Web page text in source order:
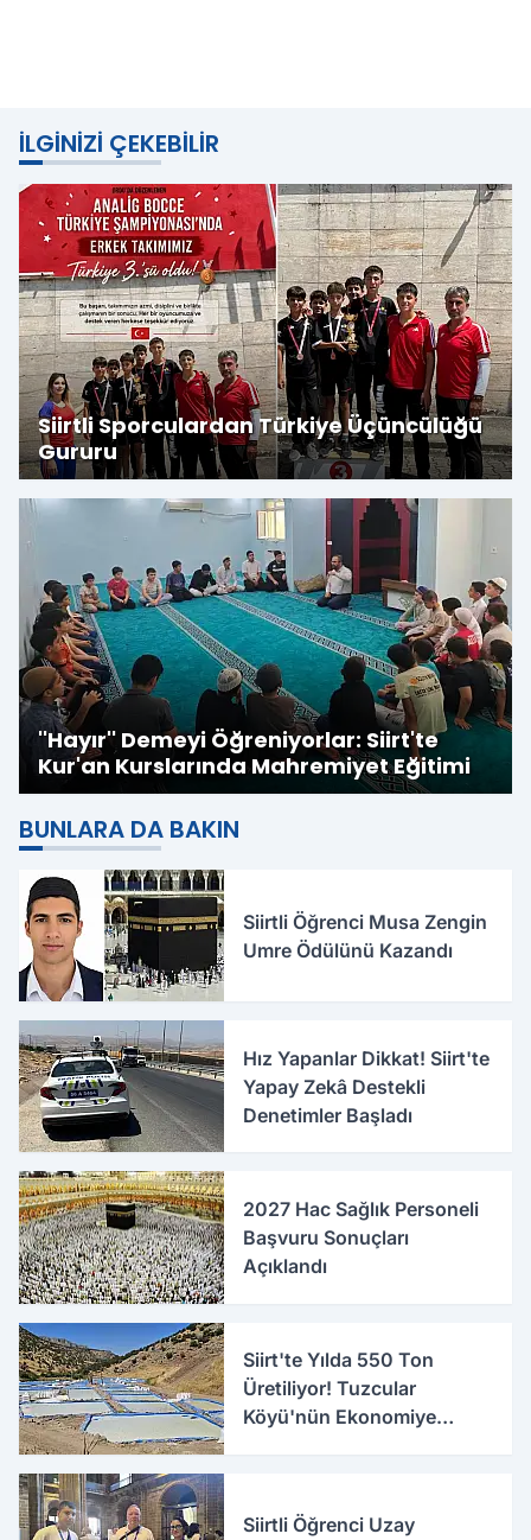
İLGINIZI ÇEKEBILIR
Siirtli Sporculardan Türkiye Üçüncülüğü
Gururu
''Hayır'' Demeyi Öğreniyorlar: Siirt'te
Kur'an Kurslarında Mahremiyet Eğitimi
BUNLARA DA BAKIN
Siirtli Öğrenci Musa Zengin
Umre Ödülünü Kazandı
Hız Yapanlar Dikkat! Siirt'te
Yapay Zekâ Destekli
Denetimler Başladı
2027 Hac Sağlık Personeli
Başvuru Sonuçları
Açıklandı
Siirt'te Yılda 550 Ton
Üretiliyor! Tuzcular
Köyü'nün Ekonomiye
Siirtli Öğrenci Uzay